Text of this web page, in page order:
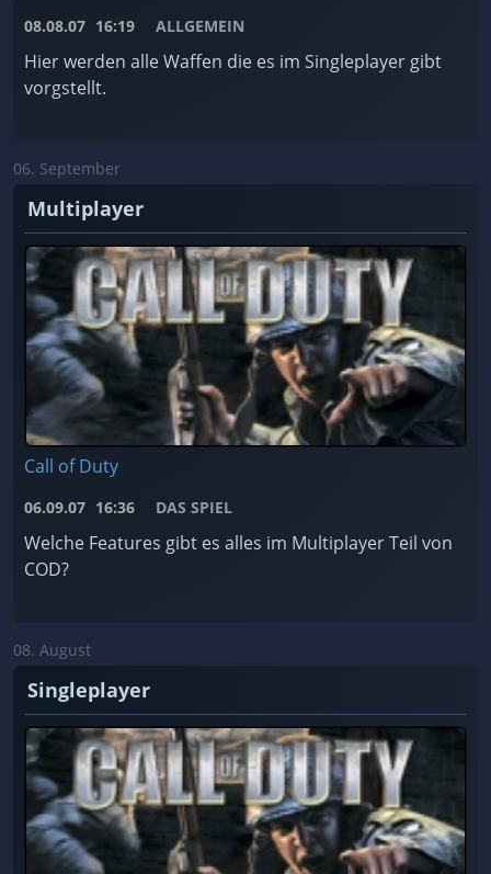
08.08.07 16:19 ALLGEMEIN
Hier werden alle Waffen die es im Singleplayer gibt
vorgstellt.
06. September
Multiplayer
Call of Duty
06.09.07 16:36 DAS SPIEL
Welche Features gibt es alles im Multiplayer Teil von
COD?
08. August
Singleplayer